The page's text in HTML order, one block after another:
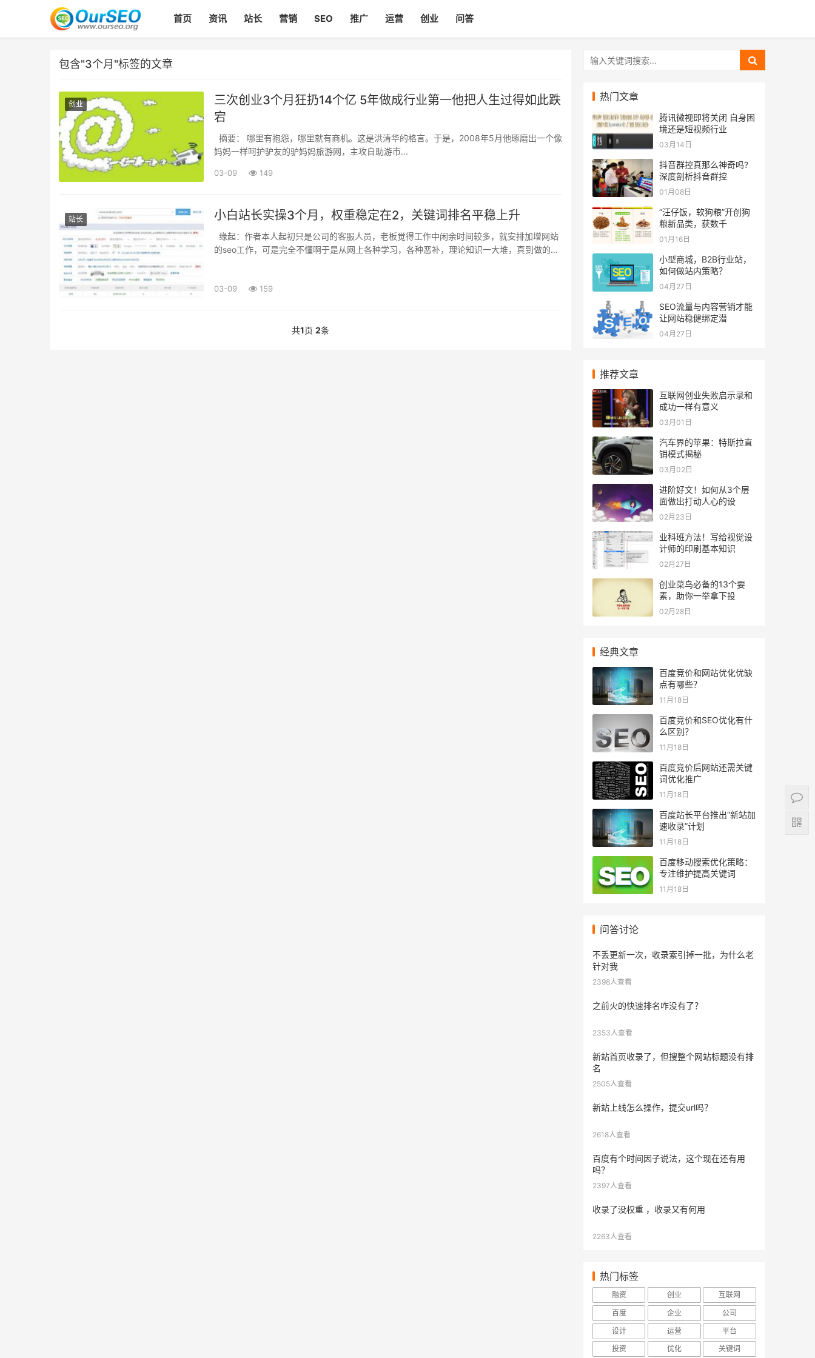
首页 资讯 站长 营销 SEO 推广 运营 创业 问答
包含"3个月"标签的文章
创业
三次创业3个月狂扔14个亿 5年做成行业第一他把人生过得如此跌
宕
摘要： 哪里有抱怨，哪里就有商机。这是洪清华的格言。于是，2008年5月他琢磨出一个像
妈妈一样呵护驴友的驴妈妈旅游网，主攻自助游市...
03-09 149
站长 小白站长实操3个月，权重稳定在2，关键词排名平稳上升
缘起：作者本人起初只是公司的客服人员，老板觉得工作中闲余时间较多，就安排加增网站
的seo工作，可是完全不懂啊于是从网上各种学习，各种恶补，理论知识一大堆，真到做的时
03-09 159
共1页 2条
热门文章
腾讯微视即将关闭 自身困
境还是短视频行业
03月14日
抖音群控真那么神奇吗?
深度剖析抖音群控
01月08日
“汪仔饭，软狗粮”开创狗
粮新品类，获数千
01月16日
小型商城，B2B行业站，
如何做站内策略？
04月27日
SEO流量与内容营销才能
让网站稳健绑定潜
04月27日
推荐文章
互联网创业失败启示录和
成功一样有意义
03月01日
汽车界的苹果：特斯拉直
销模式揭秘
03月02日
进阶好文！如何从3个层
面做出打动人心的设
02月23日
业科班方法！写给视觉设
计师的印刷基本知识
02月27日
创业菜鸟必备的13个要
素，助你一举拿下投
02月28日
经典文章
百度竞价和网站优化优缺
点有哪些？
11月18日
百度竞价和SEO优化有什
么区别？
11月18日
百度竞价后网站还需关键
词优化推广
11月18日
百度站长平台推出“新站加
速收录”计划
11月18日
百度移动搜索优化策略：
专注维护提高关键词
11月18日
问答讨论
不丢更新一次，收录索引掉一批，为什么老
针对我
2398人查看
之前火的快速排名咋没有了？
2353人查看
新站首页收录了，但搜整个网站标题没有排
名
2505人查看
新站上线怎么操作，提交url吗？
2618人查看
百度有个时间因子说法，这个现在还有用
吗？
2397人查看
收录了没权重 ，收录又有何用
2263人查看
热门标签
融资 创业
互联网
百度
企业
公司
设计
运营
平台
投资
优化 关键词